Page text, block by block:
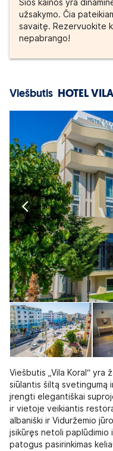
Šios kainos yra
užsakymo. Čia
savaitę. Rezervuokite
nepabrango!
Viešbutis HOTEL
Viešbutis „Vila Koral“
siūlantis šiltą svetingumą
įrengti elegantiškai
ir vietoje veikiantis
albaniški ir Viduržemio
įsikūręs netoli
patogus pasirinkimas